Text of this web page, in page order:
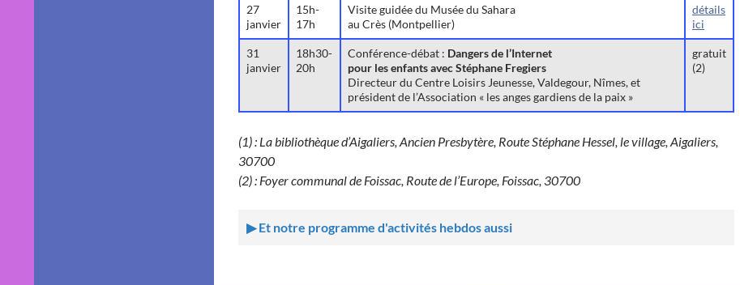
27
janvier
15h-
17h
Visite guidée du Musée du Sahara
au Crès (Montpellier)
détails
ici
31
janvier
18h30-
20h
Conférence-débat : Dangers de l’Internet
pour les enfants avec Stéphane Fregiers
Directeur du Centre Loisirs Jeunesse, Valdegour, Nîmes, et
président de l’Association « les anges gardiens de la paix »
gratuit
(2)
(1) : La bibliothèque d’Aigaliers, Ancien Presbytère, Route Stéphane Hessel, le village, Aigaliers,
30700
(2) : Foyer communal de Foissac, Route de l’Europe, Foissac, 30700
Et notre programme d'activités hebdos aussi